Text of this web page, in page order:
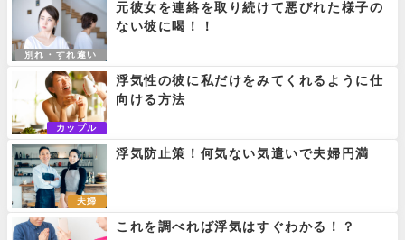
別れ・すれ違い
元彼女を連絡を取り続けて悪びれた様子の
ない彼に喝！！
カップル
浮気性の彼に私だけをみてくれるように仕
向ける方法
夫婦
浮気防止策！何気ない気遣いで夫婦円満
これを調べれば浮気はすぐわかる！？